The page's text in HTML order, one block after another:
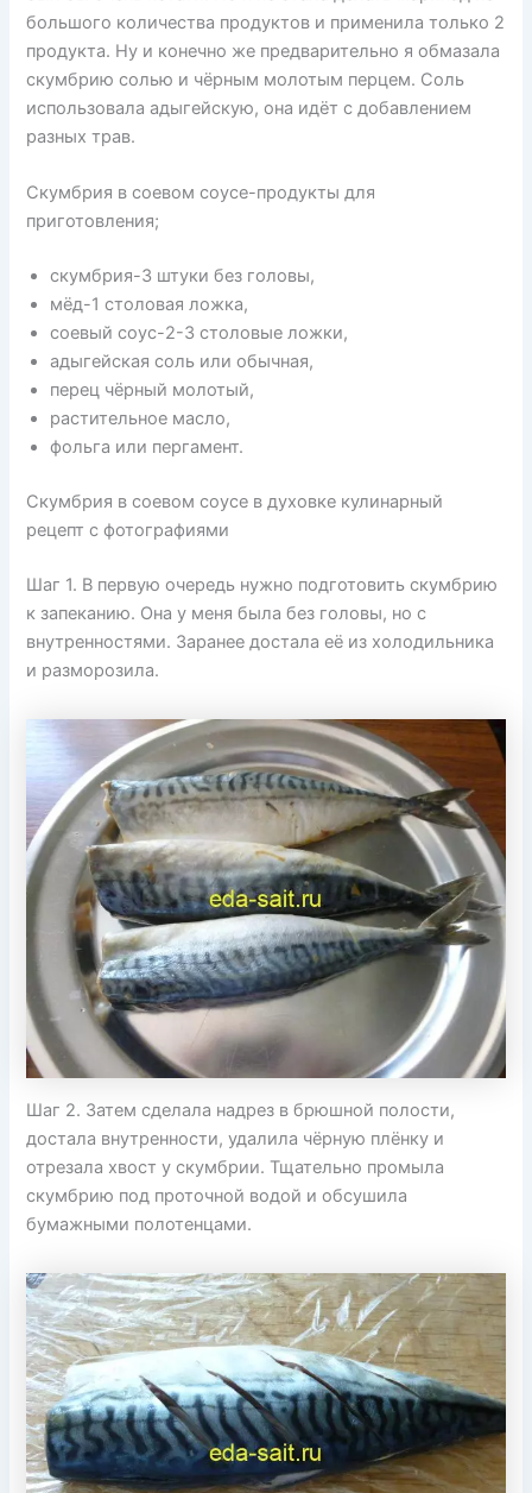
большого количества продуктов и применила только 2
продукта. Ну и конечно же предварительно я обмазала
скумбрию солью и чёрным молотым перцем. Соль
использовала адыгейскую, она идёт с добавлением
разных трав.
Скумбрия в соевом соусе-продукты для
приготовления;
скумбрия-3 штуки без головы,
мёд-1 столовая ложка,
соевый соус-2-3 столовые ложки,
адыгейская соль или обычная,
перец чёрный молотый,
растительное масло,
фольга или пергамент.
Скумбрия в соевом соусе в духовке кулинарный
рецепт с фотографиями
Шаг 1. В первую очередь нужно подготовить скумбрию
к запеканию. Она у меня была без головы, но с
внутренностями. Заранее достала её из холодильника
и разморозила.
Шаг 2. Затем сделала надрез в брюшной полости,
достала внутренности, удалила чёрную плёнку и
отрезала хвост у скумбрии. Тщательно промыла
скумбрию под проточной водой и обсушила
бумажными полотенцами.